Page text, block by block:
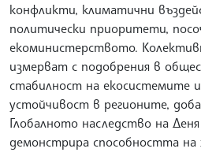
конфликти, климатични
политически приоритети,
екоминистерството.
измерват с подобрения в
стабилност на екосистемите
устойчивост в регионите,
Глобалното наследство на
демонстрира способността